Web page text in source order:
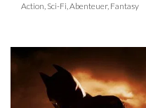
Action, Sci-Fi, Abenteuer, Fantasy